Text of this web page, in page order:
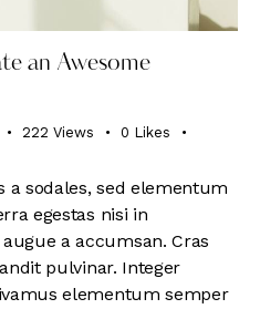
an Awesome
222 Views 0 Likes
sodales, sed elementum
egestas nisi in
a accumsan. Cras
pulvinar. Integer
elementum semper